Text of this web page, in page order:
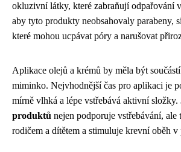
okluzivní látky, které zabraňují odpařování
aby tyto produkty neobsahovaly parabeny,
které mohou ucpávat póry a narušovat
Aplikace olejů a krémů by měla být
miminko. Nejvhodnější čas pro aplikaci je
mírně vlhká a lépe vstřebává aktivní složky.
produktů nejen podporuje vstřebávání,
rodičem a dítětem a stimuluje krevní oběh v